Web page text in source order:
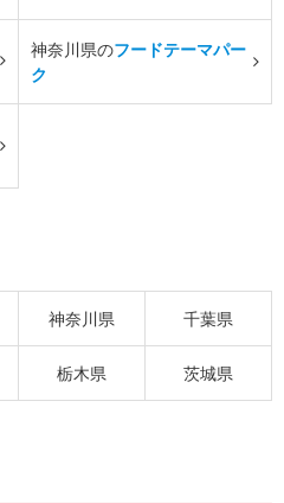
神奈川県のフードテーマパー
ク
神奈川県 千葉県
栃木県 茨城県